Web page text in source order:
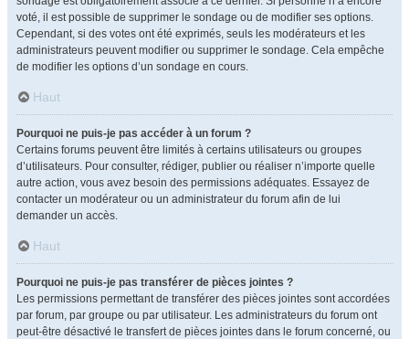
voté, il est possible de supprimer le sondage ou de modifier ses options.
Cependant, si des votes ont été exprimés, seuls les modérateurs et les
administrateurs peuvent modifier ou supprimer le sondage. Cela empêche
de modifier les options d’un sondage en cours.
Haut
Pourquoi ne puis-je pas accéder à un forum ?
Certains forums peuvent être limités à certains utilisateurs ou groupes
d’utilisateurs. Pour consulter, rédiger, publier ou réaliser n’importe quelle
autre action, vous avez besoin des permissions adéquates. Essayez de
contacter un modérateur ou un administrateur du forum afin de lui
demander un accès.
Haut
Pourquoi ne puis-je pas transférer de pièces jointes ?
Les permissions permettant de transférer des pièces jointes sont accordées
par forum, par groupe ou par utilisateur. Les administrateurs du forum ont
peut-être désactivé le transfert de pièces jointes dans le forum concerné, ou